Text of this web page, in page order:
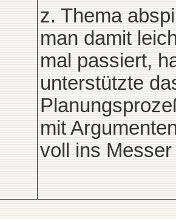
z. Thema
man damit
mal passiert,
unterstützte
mit
voll ins